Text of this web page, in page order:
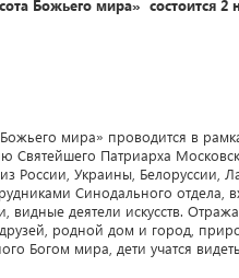
Божьего мира» состоится 2
мира» проводится в
Святейшего Патриарха
России, Украины, Белоруссии,
Синодального отдела,
деятели искусств.
родной дом и город,
Богом мира, дети учатся